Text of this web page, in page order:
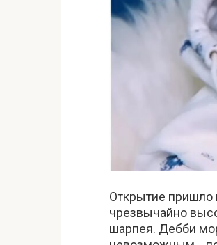
Открытие пришло
чрезвычайно
шарпея. Дебби